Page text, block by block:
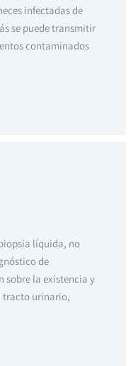
infectadas de
se puede transmitir
contaminados
líquida, no
de
sobre la existencia y
tracto urinario,